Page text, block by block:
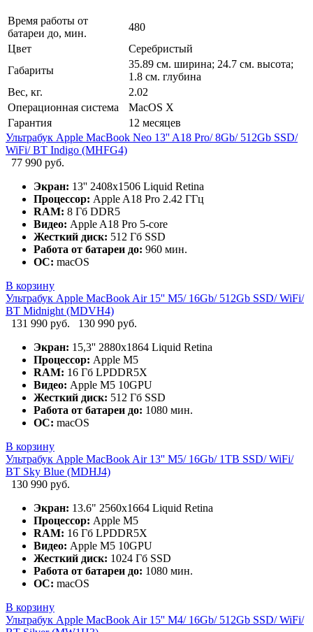
Время работы от
батареи до, мин.
480
Цвет
Серебристый
Габариты
35.89 см. ширина; 24.7 см. высота;
1.8 см. глубина
Вес, кг.
2.02
Операционная система
MacOS X
Гарантия
12 месяцев
Ультрабук Apple MacBook Neo 13'' A18 Pro/ 8Gb/ 512Gb SSD/
WiFi/ BT Indigo (MHFG4)
77 990 руб.
Экран: 13'' 2408x1506 Liquid Retina
Процессор: Apple A18 Pro 2.42 ГГц
RAM: 8 Гб DDR5
Видео: Apple A18 Pro 5-core
Жесткий диск: 512 Гб SSD
Работа от батареи до: 960 мин.
ОС: macOS
В корзину
Ультрабук Apple MacBook Air 15'' M5/ 16Gb/ 512Gb SSD/ WiFi/
BT Midnight (MDVH4)
131 990 руб.
130 990 руб.
Экран: 15,3'' 2880x1864 Liquid Retina
Процессор: Apple M5
RAM: 16 Гб LPDDR5X
Видео: Apple M5 10GPU
Жесткий диск: 512 Гб SSD
Работа от батареи до: 1080 мин.
ОС: macOS
В корзину
Ультрабук Apple MacBook Air 13'' M5/ 16Gb/ 1TB SSD/ WiFi/
BT Sky Blue (MDHJ4)
130 990 руб.
Экран: 13.6" 2560x1664 Liquid Retina
Процессор: Apple M5
RAM: 16 Гб LPDDR5X
Видео: Apple M5 10GPU
Жесткий диск: 1024 Гб SSD
Работа от батареи до: 1080 мин.
ОС: macOS
В корзину
Ультрабук Apple MacBook Air 15'' M4/ 16Gb/ 512Gb SSD/ WiFi/